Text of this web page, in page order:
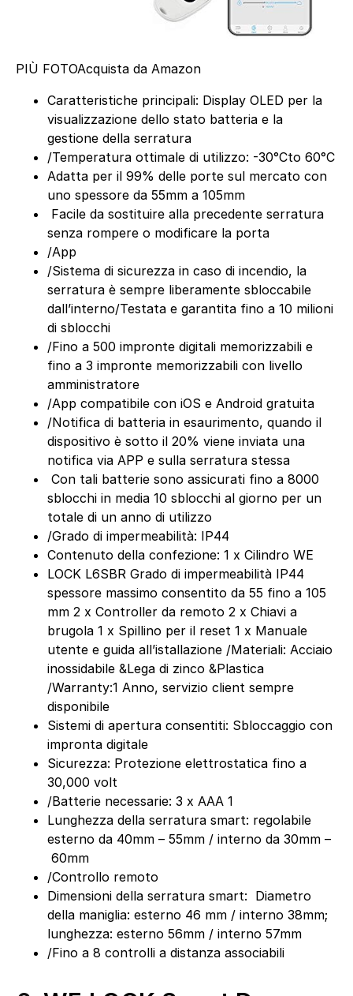
PIÙ FOTOAcquista da Amazon
Caratteristiche principali: Display OLED per la
visualizzazione dello stato batteria e la
gestione della serratura
/Temperatura ottimale di utilizzo: -30°Cto 60°C
Adatta per il 99% delle porte sul mercato con
uno spessore da 55mm a 105mm
Facile da sostituire alla precedente serratura
senza rompere o modificare la porta
/App
/Sistema di sicurezza in caso di incendio, la
serratura è sempre liberamente sbloccabile
dall’interno/Testata e garantita fino a 10 milioni
di sblocchi
/Fino a 500 impronte digitali memorizzabili e
fino a 3 impronte memorizzabili con livello
amministratore
/App compatibile con iOS e Android gratuita
/Notifica di batteria in esaurimento, quando il
dispositivo è sotto il 20% viene inviata una
notifica via APP e sulla serratura stessa
Con tali batterie sono assicurati fino a 8000
sblocchi in media 10 sblocchi al giorno per un
totale di un anno di utilizzo
/Grado di impermeabilità: IP44
Contenuto della confezione: 1 x Cilindro WE
LOCK L6SBR Grado di impermeabilità IP44
spessore massimo consentito da 55 fino a 105
mm 2 x Controller da remoto 2 x Chiavi a
brugola 1 x Spillino per il reset 1 x Manuale
utente e guida all’istallazione /Materiali: Acciaio
inossidabile &Lega di zinco &Plastica
/Warranty:1 Anno, servizio client sempre
disponibile
Sistemi di apertura consentiti: Sbloccaggio con
impronta digitale
Sicurezza: Protezione elettrostatica fino a
30,000 volt
/Batterie necessarie: 3 x AAA 1
Lunghezza della serratura smart: regolabile
esterno da 40mm – 55mm / interno da 30mm –
60mm
/Controllo remoto
Dimensioni della serratura smart: Diametro
della maniglia: esterno 46 mm / interno 38mm;
lunghezza: esterno 56mm / interno 57mm
/Fino a 8 controlli a distanza associabili